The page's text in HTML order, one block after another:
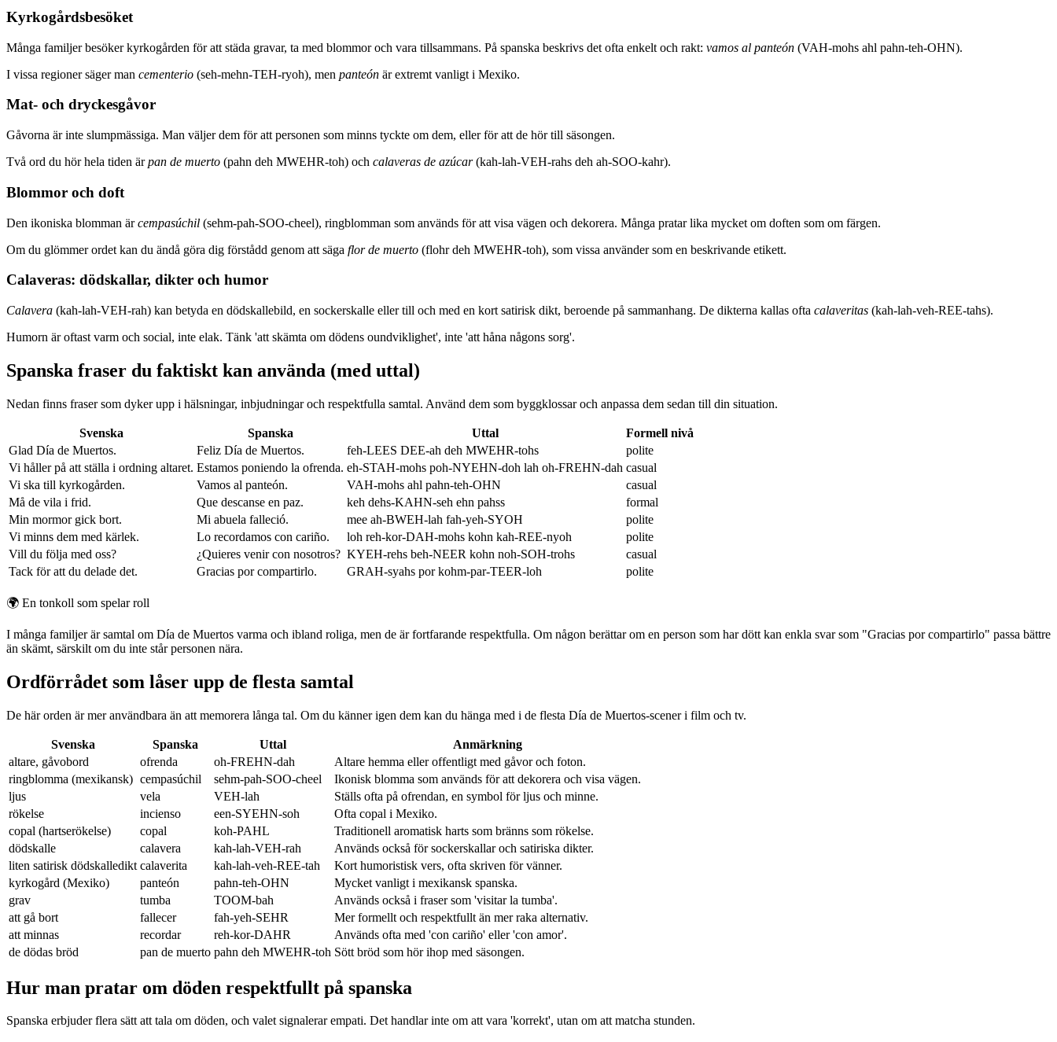
Kyrkogårdsbesöket
Många familjer besöker kyrkogården för att städa gravar, ta med blommor och vara tillsammans. På spanska beskrivs det ofta enkelt och rakt: vamos al panteón (VAH-mohs ahl pahn-teh-OHN).
I vissa regioner säger man cementerio (seh-mehn-TEH-ryoh), men panteón är extremt vanligt i Mexiko.
Mat- och dryckesgåvor
Gåvorna är inte slumpmässiga. Man väljer dem för att personen som minns tyckte om dem, eller för att de hör till säsongen.
Två ord du hör hela tiden ärpan de muerto (pahn deh MWEHR-toh) och calaveras de azúcar(kah-lah-VEH-rahs deh ah-SOO-kahr).
Blommor och doft
Den ikoniska blomman ärcempasúchil (sehm-pah-SOO-cheel), ringblomman som används för att visa vägen och dekorera. Många pratar lika mycket om doften som om färgen.
Om du glömmer ordet kan du ändå göra dig förstådd genom att säga flor de muerto (flohr deh MWEHR-toh), som vissa använder som en beskrivande etikett.
Calaveras: dödskallar, dikter och humor
Calavera (kah-lah-VEH-rah) kan betyda en dödskallebild, en sockerskalle eller till och med en kort satirisk dikt, beroende på sammanhang. De dikterna kallas ofta calaveritas (kah-lah-veh-REE-tahs).
Humorn är oftast varm och social, inte elak. Tänk 'att skämta om dödens oundviklighet', inte 'att håna någons sorg'.
Spanska fraser du faktiskt kan använda (med uttal)
Nedan finns fraser som dyker upp i hälsningar, inbjudningar och respektfulla samtal. Använd dem som byggklossar och anpassa dem sedan till din situation.
Svenska Spanska Uttal
Formell nivå
Glad Día de Muertos.
Feliz Día de Muertos. feh-LEES DEE-ah deh MWEHR-tohs
polite
Vi håller på att ställa i ordning altaret. Estamos poniendo la ofrenda. eh-STAH-mohs poh-NYEHN-doh lah oh-FREHN-dah casual
Vi ska till kyrkogården.
Vamos al panteón. VAH-mohs ahl pahn-teh-OHN
casual
Må de vila i frid.
Que descanse en paz. keh dehs-KAHN-seh ehn pahss
formal
Min mormor gick bort.
Mi abuela falleció. mee ah-BWEH-lah fah-yeh-SYOH
polite
Vi minns dem med kärlek.
Lo recordamos con cariño. loh reh-kor-DAH-mohs kohn kah-REE-nyoh
polite
Vill du följa med oss?
¿Quieres venir con nosotros? KYEH-rehs beh-NEER kohn noh-SOH-trohs
casual
Tack för att du delade det.
Gracias por compartirlo. GRAH-syahs por kohm-par-TEER-loh polite
🌍 En tonkoll som spelar roll
I många familjer är samtal om Día de Muertos varma och ibland roliga, men de är fortfarande respektfulla. Om någon berättar om en person som har dött kan enkla svar som "Gracias por compartirlo" passa bättre
än skämt, särskilt om du inte står personen nära.
Ordförrådet som låser upp de flesta samtal
De här orden är mer användbara än att memorera långa tal. Om du känner igen dem kan du hänga med i de flesta Día de Muertos-scener i film och tv.
Svenska Spanska Uttal
Anmärkning
altare, gåvobord
ofrenda oh-FREHN-dah
Altare hemma eller offentligt med gåvor och foton.
ringblomma (mexikansk) cempasúchil sehm-pah-SOO-cheel
Ikonisk blomma som används för att dekorera och visa vägen.
ljus
vela VEH-lah
Ställs ofta på ofrendan, en symbol för ljus och minne.
rökelse
incienso een-SYEHN-soh
Ofta copal i Mexiko.
copal (hartserökelse)
copal koh-PAHL
Traditionell aromatisk harts som bränns som rökelse.
dödskalle
calavera kah-lah-VEH-rah
Används också för sockerskallar och satiriska dikter.
liten satirisk dödskalledikt calaverita kah-lah-veh-REE-tah
Kort humoristisk vers, ofta skriven för vänner.
kyrkogård (Mexiko)
panteón pahn-teh-OHN
Mycket vanligt i mexikansk spanska.
grav
tumba TOOM-bah
Används också i fraser som 'visitar la tumba'.
att gå bort
fallecer fah-yeh-SEHR
Mer formellt och respektfullt än mer raka alternativ.
att minnas
recordar reh-kor-DAHR
Används ofta med 'con cariño' eller 'con amor'.
de dödas bröd
pan de muerto pahn deh MWEHR-toh Sött bröd som hör ihop med säsongen.
Hur man pratar om döden respektfullt på spanska
Spanska erbjuder flera sätt att tala om döden, och valet signalerar empati. Det handlar inte om att vara 'korrekt', utan om att matcha stunden.